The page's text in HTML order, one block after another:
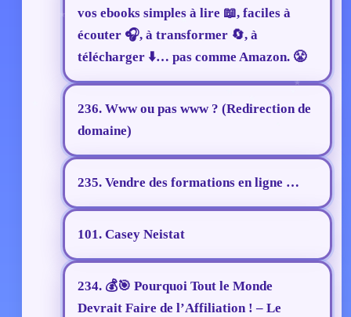
vos ebooks simples à lire 📖, faciles à
écouter 🎧, à transformer 🔄, à
télécharger ⬇️… pas comme Amazon. 😤
236. Www ou pas www ? (Redirection de
domaine)
235. Vendre des formations en ligne …
101. Casey Neistat
234. 💰🎯 Pourquoi Tout le Monde
Devrait Faire de l’Affiliation ! – Le